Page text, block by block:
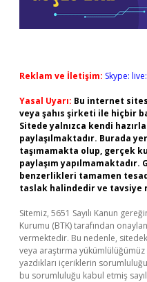
Reklam ve İletişim: Skype:
Yasal Uyarı: Bu internet
veya şahıs şirketi ile hiçbir
Sitede yalnızca kendi
paylaşılmaktadır. Burada
taşımamakta olup, gerçek
paylaşım
benzerlikleri tamamen
taslak halindedir ve tavsiye
Sitemiz, 5651 Sayılı Kanun
Kurumu (BTK) tarafından
vermektedir. Bu nedenle,
veya araştırma
yazdıkları içeriklerin
bu sorumluluğu kabul etmiş